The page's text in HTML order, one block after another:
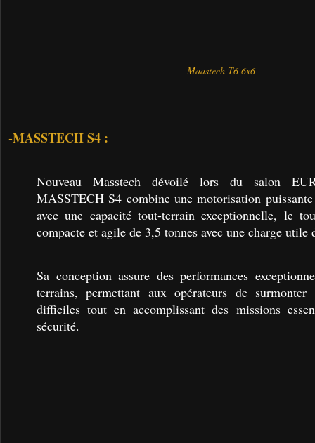
Maastech T6 6x6
-MASSTECH S4 :
Nouveau Masstech dévoilé lors du salon
MASSTECH S4 combine une motorisation
avec une capacité tout-terrain exceptionnelle, le
compacte et agile de 3,5 tonnes avec une charge utile
Sa conception assure des performances
terrains, permettant aux opérateurs de
difficiles tout en accomplissant des missions
sécurité.